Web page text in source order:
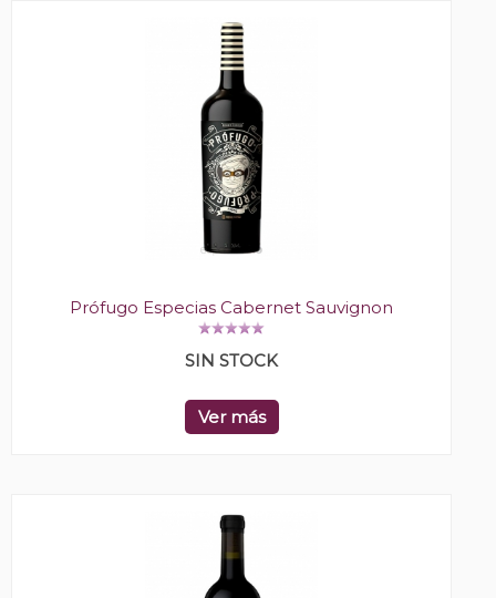
Prófugo Especias Cabernet Sauvignon
SIN STOCK
Ver más